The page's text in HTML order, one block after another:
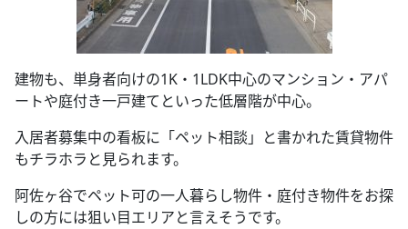
建物も、単身者向けの1K・1LDK中心のマンション・アパ
ートや庭付き一戸建てといった低層階が中心。
入居者募集中の看板に「ペット相談」と書かれた賃貸物件
もチラホラと見られます。
阿佐ヶ谷でペット可の一人暮らし物件・庭付き物件をお探
しの方には狙い目エリアと言えそうです。